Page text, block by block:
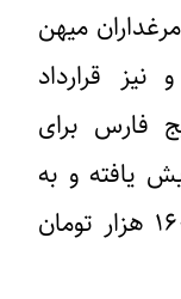
میهن
قرارداد
فارس برای
یافته و به
هر شانه تخم مرغ بین ۱۱۰ تا ۱۶۰ هزار تومان